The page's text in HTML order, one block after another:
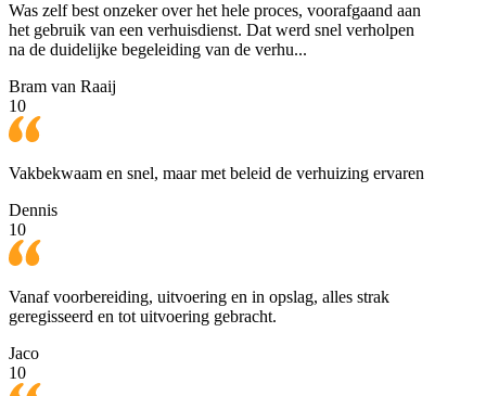
Was zelf best onzeker over het hele proces, voorafgaand aan
het gebruik van een verhuisdienst. Dat werd snel verholpen
na de duidelijke begeleiding van de verhu...
Bram van Raaij
10
Vakbekwaam en snel, maar met beleid de verhuizing ervaren
Dennis
10
Vanaf voorbereiding, uitvoering en in opslag, alles strak
geregisseerd en tot uitvoering gebracht.
Jaco
10